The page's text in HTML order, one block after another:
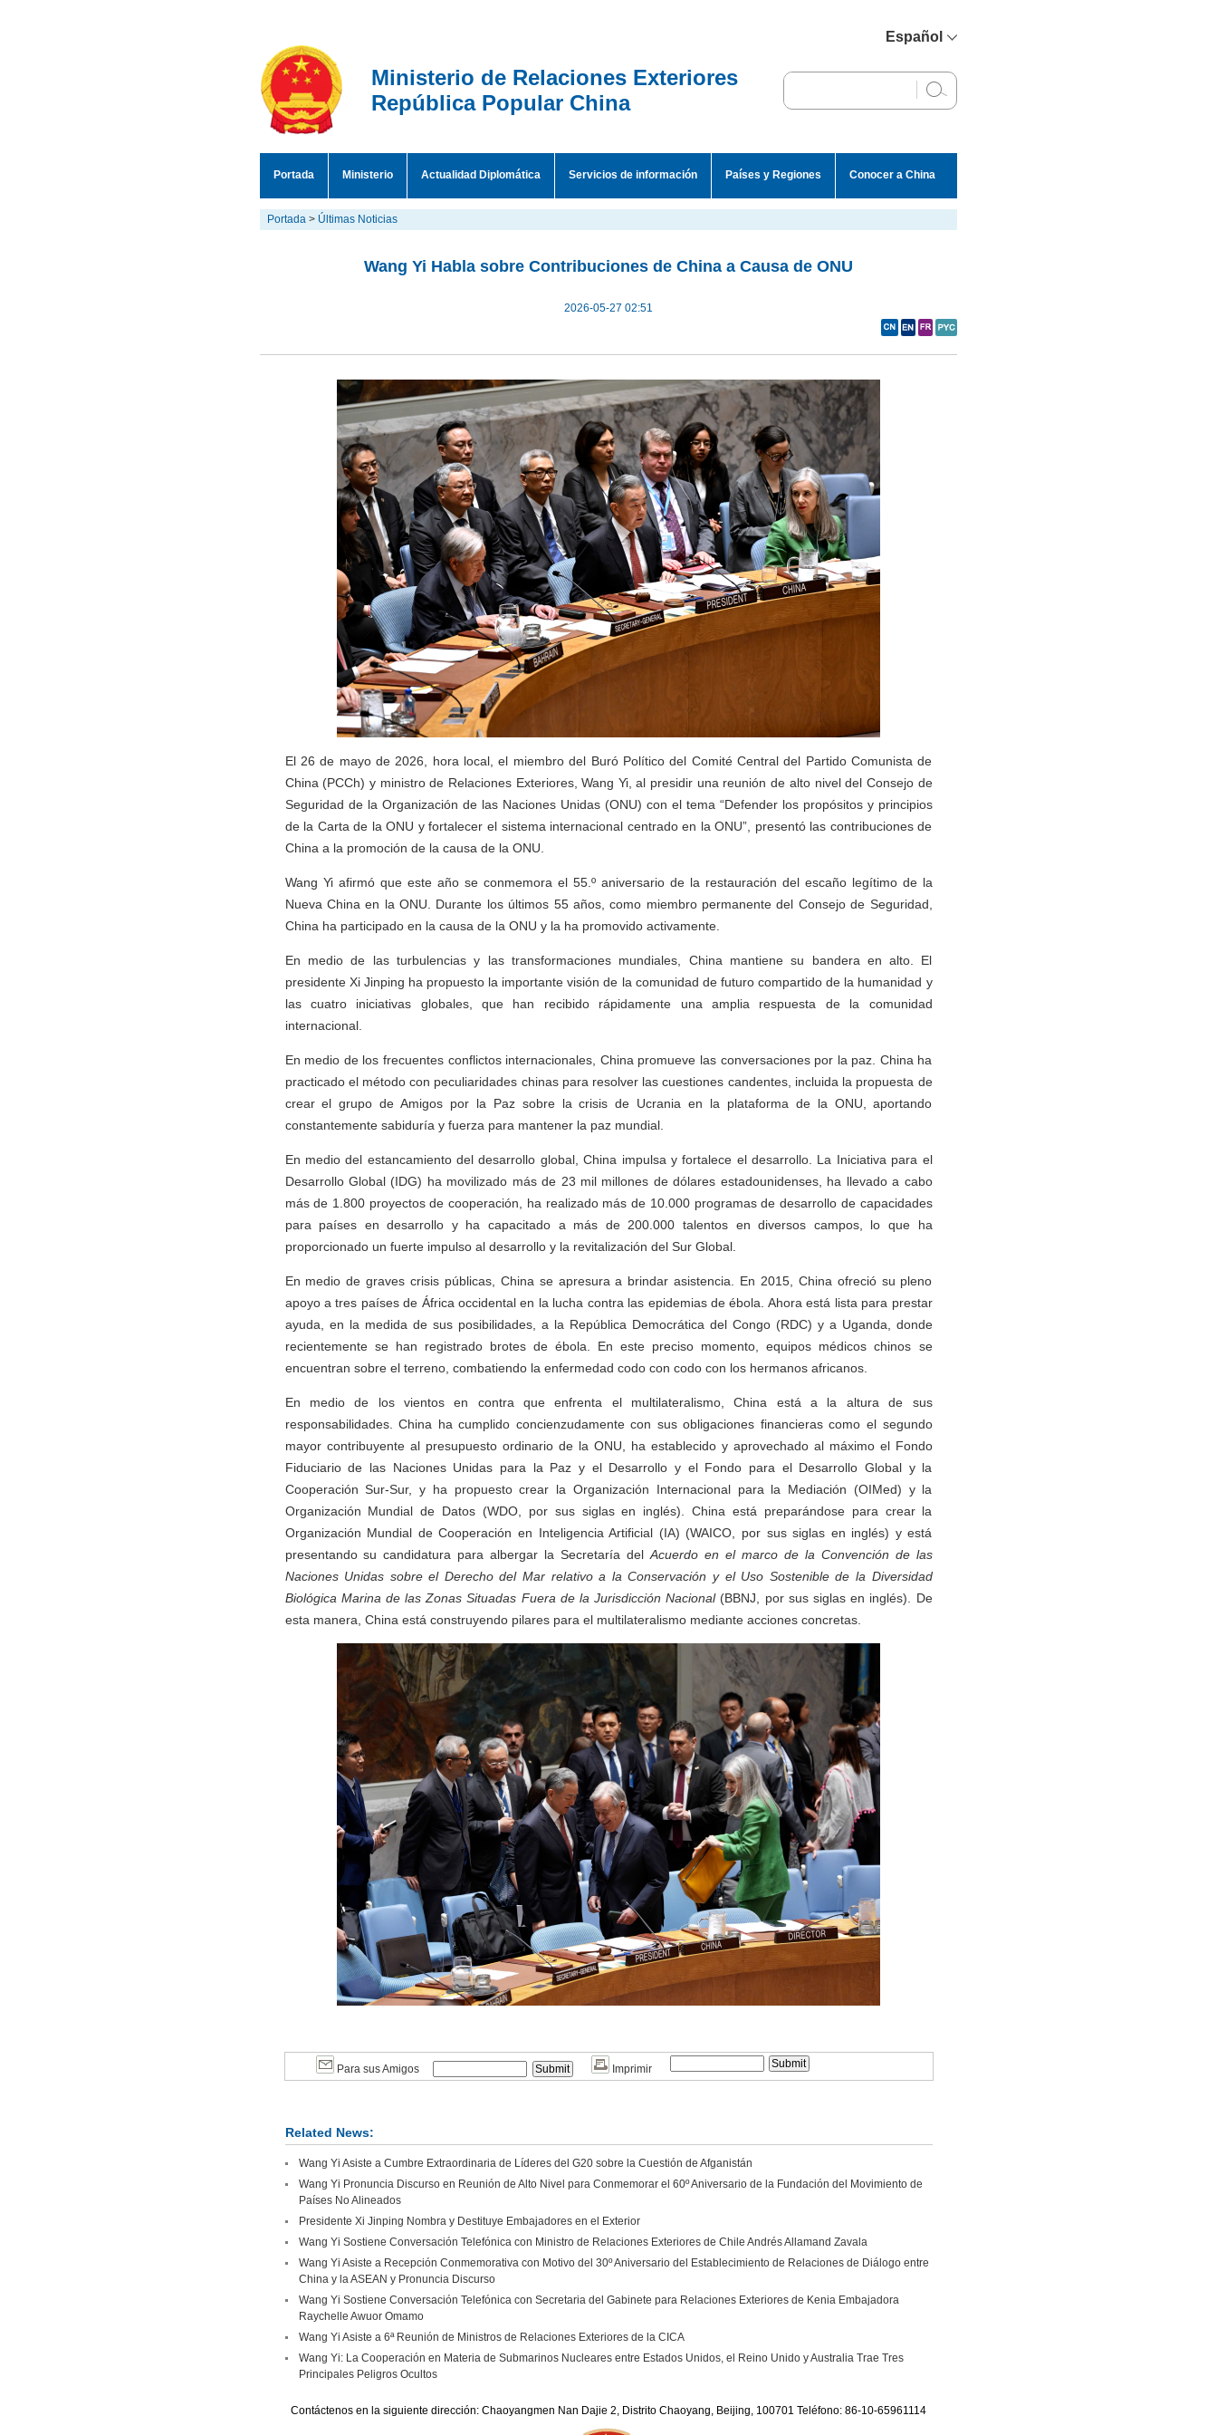
Español
English
Ministerio de Relaciones Exteriores
República Popular China
Portada Ministerio Actualidad Diplomática Servicios de información Países y Regiones Conocer a China
Portada > Últimas Noticias
Wang Yi Habla sobre Contribuciones de China a Causa de ONU
2026-05-27 02:51
El 26 de mayo de 2026, hora local, el miembro del Buró Político del Comité Central del Partido Comunista de
China (PCCh) y ministro de Relaciones Exteriores, Wang Yi, al presidir una reunión de alto nivel del Consejo de
Seguridad de la Organización de las Naciones Unidas (ONU) con el tema “Defender los propósitos y principios
de la Carta de la ONU y fortalecer el sistema internacional centrado en la ONU”, presentó las contribuciones de
China a la promoción de la causa de la ONU.
Wang Yi afirmó que este año se conmemora el 55.º aniversario de la restauración del escaño legítimo de la
Nueva China en la ONU. Durante los últimos 55 años, como miembro permanente del Consejo de Seguridad,
China ha participado en la causa de la ONU y la ha promovido activamente.
En medio de las turbulencias y las transformaciones mundiales, China mantiene su bandera en alto. El
presidente Xi Jinping ha propuesto la importante visión de la comunidad de futuro compartido de la humanidad y
las cuatro iniciativas globales, que han recibido rápidamente una amplia respuesta de la comunidad
internacional.
En medio de los frecuentes conflictos internacionales, China promueve las conversaciones por la paz. China ha
practicado el método con peculiaridades chinas para resolver las cuestiones candentes, incluida la propuesta de
crear el grupo de Amigos por la Paz sobre la crisis de Ucrania en la plataforma de la ONU, aportando
constantemente sabiduría y fuerza para mantener la paz mundial.
En medio del estancamiento del desarrollo global, China impulsa y fortalece el desarrollo. La Iniciativa para el
Desarrollo Global (IDG) ha movilizado más de 23 mil millones de dólares estadounidenses, ha llevado a cabo
más de 1.800 proyectos de cooperación, ha realizado más de 10.000 programas de desarrollo de capacidades
para países en desarrollo y ha capacitado a más de 200.000 talentos en diversos campos, lo que ha
proporcionado un fuerte impulso al desarrollo y la revitalización del Sur Global.
En medio de graves crisis públicas, China se apresura a brindar asistencia. En 2015, China ofreció su pleno
apoyo a tres países de África occidental en la lucha contra las epidemias de ébola. Ahora está lista para prestar
ayuda, en la medida de sus posibilidades, a la República Democrática del Congo (RDC) y a Uganda, donde
recientemente se han registrado brotes de ébola. En este preciso momento, equipos médicos chinos se
encuentran sobre el terreno, combatiendo la enfermedad codo con codo con los hermanos africanos.
En medio de los vientos en contra que enfrenta el multilateralismo, China está a la altura de sus
responsabilidades. China ha cumplido concienzudamente con sus obligaciones financieras como el segundo
mayor contribuyente al presupuesto ordinario de la ONU, ha establecido y aprovechado al máximo el Fondo
Fiduciario de las Naciones Unidas para la Paz y el Desarrollo y el Fondo para el Desarrollo Global y la
Cooperación Sur-Sur, y ha propuesto crear la Organización Internacional para la Mediación (OIMed) y la
Organización Mundial de Datos (WDO, por sus siglas en inglés). China está preparándose para crear la
Organización Mundial de Cooperación en Inteligencia Artificial (IA) (WAICO, por sus siglas en inglés) y está
presentando su candidatura para albergar la Secretaría del Acuerdo en el marco de la Convención de las
Naciones Unidas sobre el Derecho del Mar relativo a la Conservación y el Uso Sostenible de la Diversidad
Biológica Marina de las Zonas Situadas Fuera de la Jurisdicción Nacional(BBNJ, por sus siglas en inglés). De
esta manera, China está construyendo pilares para el multilateralismo mediante acciones concretas.
Para sus Amigos Imprimir
Related News:
Wang Yi Asiste a Cumbre Extraordinaria de Líderes del G20 sobre la Cuestión de Afganistán
Wang Yi Pronuncia Discurso en Reunión de Alto Nivel para Conmemorar el 60º Aniversario de la Fundación del Movimiento de
Países No Alineados
Presidente Xi Jinping Nombra y Destituye Embajadores en el Exterior
Wang Yi Sostiene Conversación Telefónica con Ministro de Relaciones Exteriores de Chile Andrés Allamand Zavala
Wang Yi Asiste a Recepción Conmemorativa con Motivo del 30º Aniversario del Establecimiento de Relaciones de Diálogo entre
China y la ASEAN y Pronuncia Discurso
Wang Yi Sostiene Conversación Telefónica con Secretaria del Gabinete para Relaciones Exteriores de Kenia Embajadora
Raychelle Awuor Omamo
Wang Yi Asiste a 6ª Reunión de Ministros de Relaciones Exteriores de la CICA
Wang Yi: La Cooperación en Materia de Submarinos Nucleares entre Estados Unidos, el Reino Unido y Australia Trae Tres
Principales Peligros Ocultos
Contáctenos en la siguiente dirección: Chaoyangmen Nan Dajie 2, Distrito Chaoyang, Beijing, 100701 Teléfono: 86-10-65961114